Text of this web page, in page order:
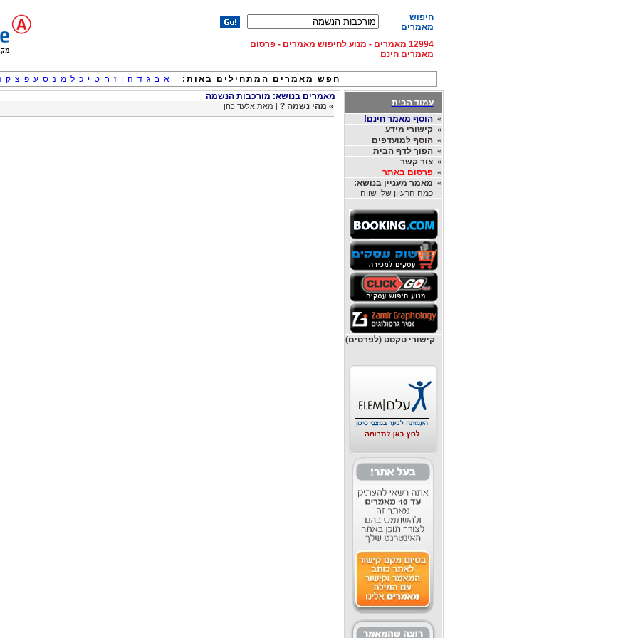
חיפוש
מאמרים
12994 מאמרים - מנוע לחיפוש מאמרים - פרסום
מאמרים חינם
חפש מאמרים המתחילים באות: א ב ג ד ה ו ז ח ט י כ ל מ נ ס ע פ צ ק
עמוד הבית
»הוסף מאמר חינם!
»קישורי מידע
»הוסף למועדפים
»הפוך לדף הבית
»צור קשר
»פרסום באתר
» מאמר מעניין בנושא:
כמה הרעיון שלי שווה
קישורי טקסט (לפרטים)
מאמרים בנושא: מורכבות הנשמה
» מהי נשמה ? | מאת:אלעד כהן